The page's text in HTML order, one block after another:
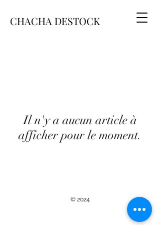
CHACHA DESTOCK
Il n'y a aucun article à
afficher pour le moment.
© 2024